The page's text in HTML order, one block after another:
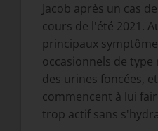
Jacob après un cas
cours de l'été 2021.
principaux
occasionnels de
des urines foncées,
commencent à lui
trop actif sans